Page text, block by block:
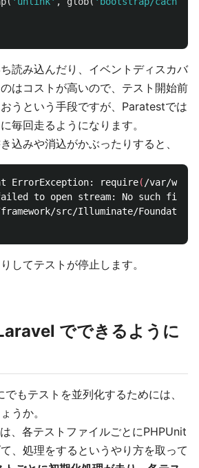
読み込んだり、イベントディスカバ
はコストが高いので、テスト開始前
うという手段ですが、Paratestでは
毎回走るようになります。
込みや消込がかぶったりすると、
ErrorException: require( /var/
to open stream: No such file
src/Illuminate/
してテストが停止します。
でできるように
もテストを並列化するためには、
うか。
、各テストファイルごとにPHPUnit
、処理をするというやり方を取って